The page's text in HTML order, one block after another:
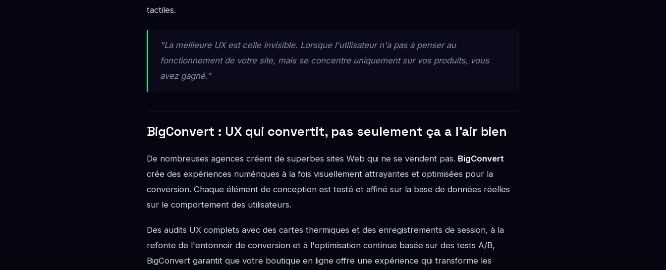
tactiles.
"La meilleure UX est celle invisible. Lorsque l'utilisateur n'a pas à penser au
fonctionnement de votre site, mais se concentre uniquement sur vos produits, vous
avez gagné."
BigConvert : UX qui convertit, pas seulement ça a l'air bien
De nombreuses agences créent de superbes sites Web qui ne se vendent pas. BigConvert
crée des expériences numériques à la fois visuellement attrayantes et optimisées pour la
conversion. Chaque élément de conception est testé et affiné sur la base de données réelles
sur le comportement des utilisateurs.
Des audits UX complets avec des cartes thermiques et des enregistrements de session, à la
refonte de l'entonnoir de conversion et à l'optimisation continue basée sur des tests A/B,
BigConvert garantit que votre boutique en ligne offre une expérience qui transforme les